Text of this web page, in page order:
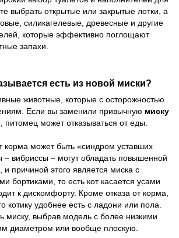
выбрать открытые или закрытые лотки, а
силикагелевые, древесные и другие
которые эффективно поглощают
запахи.
есть из новой миски?
животные, которые с осторожностью
Если вы заменили привычную миску
питомец может отказываться от еды.
корма может быть «синдром уставших
– вибриссы – могут обладать повышенной
и причиной этого является миска с
бортиками, то есть кот касается усами
к дискомфорту. Кроме отказа от корма,
котику удобнее есть с ладони или пола.
миску, выбрав модель с более низкими
диаметром или вообще плоскую.